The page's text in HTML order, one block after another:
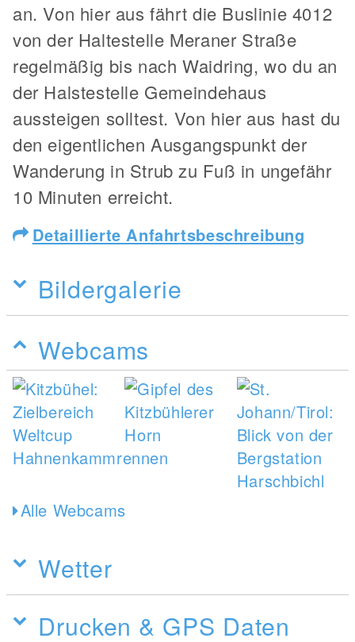
an. Von hier aus fährt die Buslinie 4012
von der Haltestelle Meraner Straße
regelmäßig bis nach Waidring, wo du an
der Halstestelle Gemeindehaus
aussteigen solltest. Von hier aus hast du
den eigentlichen Ausgangspunkt der
Wanderung in Strub zu Fuß in ungefähr
10 Minuten erreicht.
Detaillierte Anfahrtsbeschreibung
Bildergalerie
Webcams
Alle Webcams
Wetter
Drucken & GPS Daten